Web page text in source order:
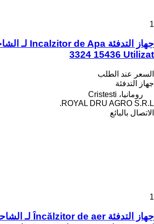
1
3324 15436 Utilizat
السعر عند الطلب
جهاز التدفئة
رومانيا، Cristesti
ROYAL DRU AGRO S.R.L.
الاتصال بالبائع
1